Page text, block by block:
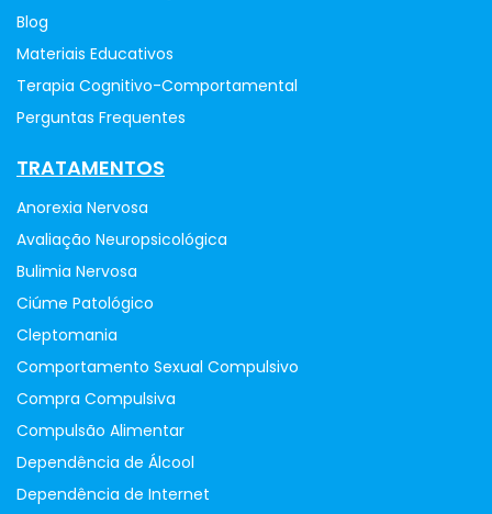
Blog
Materiais Educativos
Terapia Cognitivo-Comportamental
Perguntas Frequentes
TRATAMENTOS
Anorexia Nervosa
Avaliação Neuropsicológica
Bulimia Nervosa
Ciúme Patológico
Cleptomania
Comportamento Sexual Compulsivo
Compra Compulsiva
Compulsão Alimentar
Dependência de Álcool
Dependência de Internet